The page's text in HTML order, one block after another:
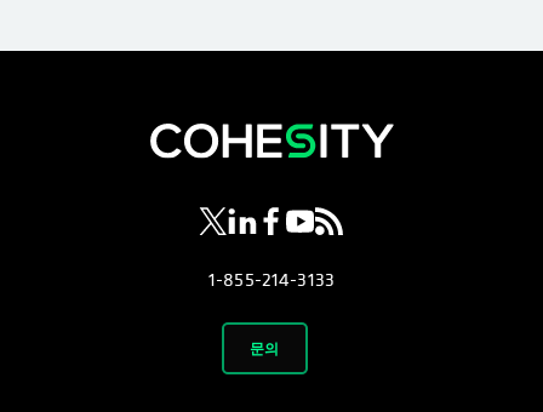
opens in a new tab
opens in a new tab
opens in a new tab
opens in a new tab
opens in a new tab
1-855-214-3133
문의